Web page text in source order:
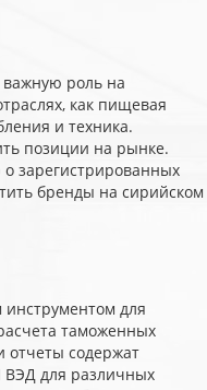
роль на
как пищевая
и техника.
позиции на рынке.
зарегистрированных
бренды на сирийском
для
таможенных
содержат
для различных